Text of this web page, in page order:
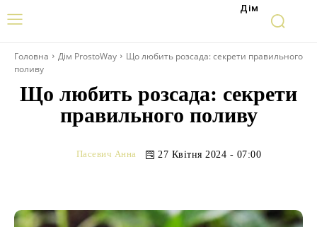
Дім
Головна Дім ProstoWay
Що любить розсада: секрети правильного
поливу
Що любить розсада: секрети
правильного поливу
Пасевич Анна 27 Квітня 2024 - 07:00